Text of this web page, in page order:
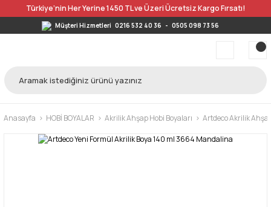
Türkiye’nin Her Yerine 1450 TL ve Üzeri Ücretsiz Kargo Fırsatı!
Müşteri Hizmetleri 0216 532 40 36 - 0505 098 73 56
Anasayfa HOBİ BOYALAR Akrilik Ahşap Hobi Boyaları Artdeco Akrilik